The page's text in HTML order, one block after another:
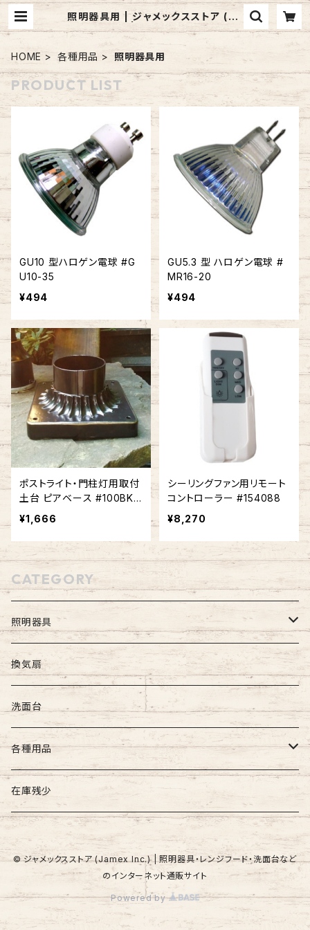
照明器具用 | ジャメックスストア (Ja
mex Inc.) | 照明器具・レンジフー
ド・洗面台などのインターネット通販
HOME 各種用品 照明器具用
PRODUCT LIST
GU10 型ハロゲン電球 #G
U10-35
¥494
GU5.3 型 ハロゲン電球 #
MR16-20
¥494
ポストライト・門柱灯用取付
土台 ピアベース #100BK-
BZ
¥1,666
シーリングファン用リモート
コントローラー #154088
¥8,270
CATEGORY
照明器具
屋外照明
壁付け照明
吊下げ照明
屋内照明
壁付け照明
天井直付け照明
天井吊下げ照明
換気扇
洗面台
各種用品
照明器具用
在庫残少
© ジャメックスストア (Jamex Inc.) | 照明器具・レンジフード・洗面台など
のインターネット通販サイト
Powered by